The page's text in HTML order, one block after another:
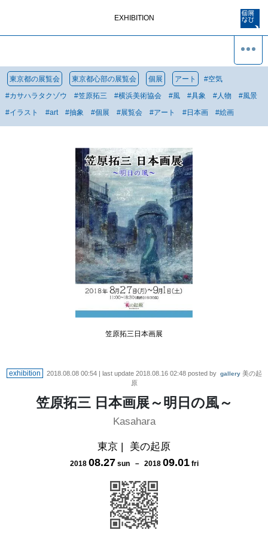
EXHIBITION
東京都の展覧会 東京都心部の展覧会 個展 アート #空気
#カサハラタクゾウ #笠原拓三 #横浜美術協会 #風 #具象 #人物 #風景
#イラスト #art #抽象 #個展 #展覧会 #アート #日本画 #絵画
笠原拓三日本画展
exhibition 2018.08.08 00:54| last update 2018.08.16 02:48posted by gallery 美の起
原
笠原拓三 日本画展～明日の風～
Kasahara
東京 | 美の起原
2018 08.27 sun－ 2018 09.01 fri